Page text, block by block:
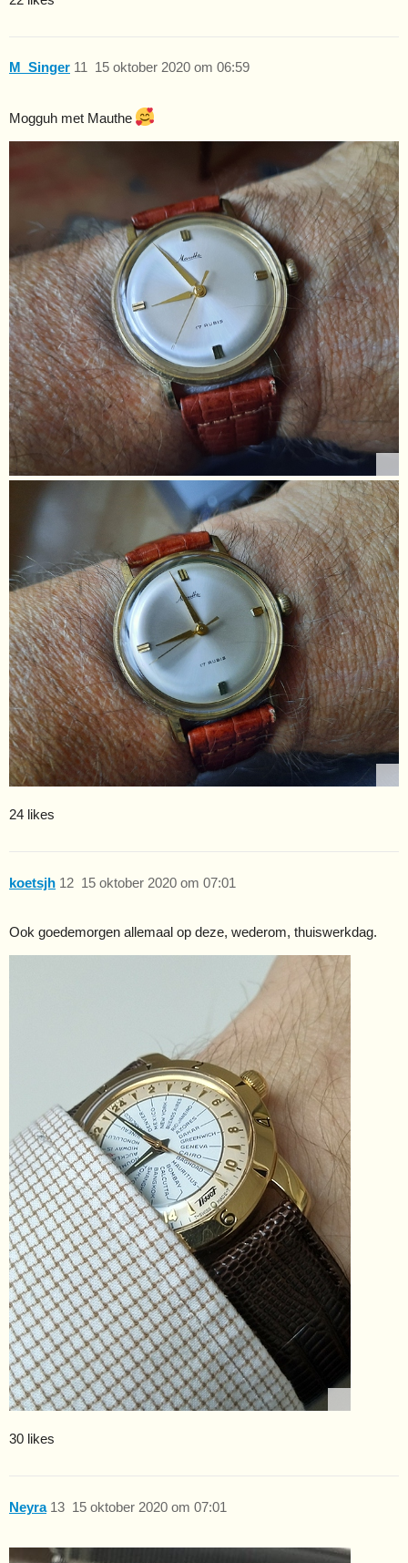
M_Singer 15 oktober 2020 om 06:59
11
Mogguh met Mauthe
24 likes
koetsjh 15 oktober 2020 om 07:01
12
Ook goedemorgen allemaal op deze, wederom, thuiswerkdag.
30 likes
Neyra 15 oktober 2020 om 07:01
13